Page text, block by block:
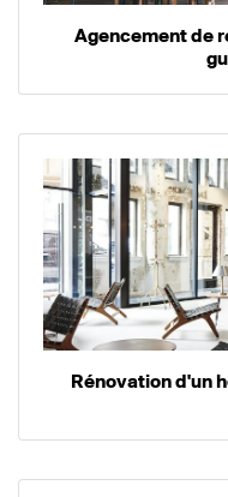
Agencement de
Rénovation d'un